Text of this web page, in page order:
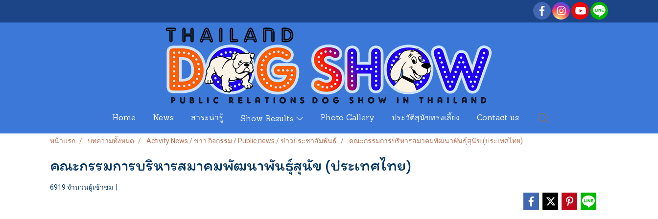
Home News สาระน่ารู้ Show Results Photo Gallery ประวัติสุนัขทรงเลี้ยง Contact us
หน้าแรก บทความทั้งหมด Activity News / ข่าว กิจกรรม / Public news / ข่าวประชาสัมพันธ์ คณะกรรมการบริหารสมาคมพัฒนาพันธุ์สุนัข (ประเทศไทย)
คณะกรรมการบริหารสมาคมพัฒนาพันธุ์สุนัข (ประเทศไทย)
6919 จำนวนผู้เข้าชม |